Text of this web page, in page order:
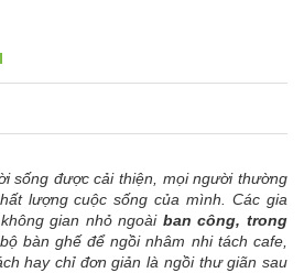
sống được cải thiện, mọi người thường
lượng cuộc sống của mình. Các gia
gian nhỏ ngoài ban công, trong
bàn ghế để ngồi nhâm nhi tách cafe,
hay chỉ đơn giản là ngồi thư giãn sau